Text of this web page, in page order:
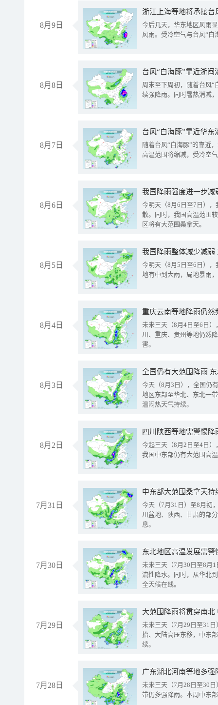
8月9日
浙江上海等地将承接台
今后几天，华东地区风雨
风雨。受冷空气与台风“白
8月8日
台风“白海豚”靠近浙
周末至下周初，随着台风“
续强降雨。同时暑热消减
8月7日
台风“白海豚”靠近华
随着台风“白海豚”的靠近
高温范围将缩减，受冷空
8月6日
今明天（8月6日至7日）
散。同时，我国高温范围
区将有大范围桑拿天。
8月5日
我国降雨整体减少减弱
今明天（8月5日至6日）
地有中到大雨，局地暴雨
8月4日
重庆云南等地降雨仍然
未来三天（8月4日至6日
川、重庆、贵州等地仍然
害。
8月3日
全国仍有大范围降雨
今天（8月3日），全国仍
地区东部至华北、东北一
温闷热天气持续。
8月2日
今起三天（8月2日至4日
我国中东部仍有大范围高
7月31日
中东部大范围桑拿天
今天（7月31日）至8月初
川盆地、陕西、甘肃的部
息。
7月30日
东北地区高温发展需
未来三天（7月30日至8月
流性降水。同时，从华北
全天候在线。
7月29日
大范围降雨将贯穿南
未来三天（7月29日至31
抬、大陆高压东移，中东
续。
7月28日
广东湖北河南等地多
未来三天（7月28日至30
带仍多强降雨。本周中东